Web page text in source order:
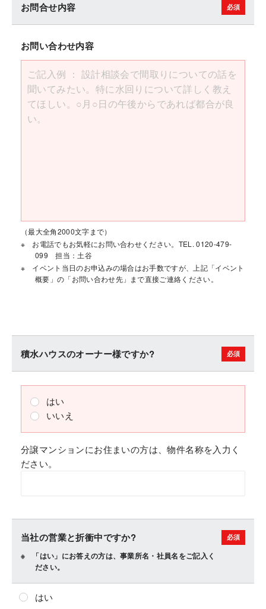
お問合せ内容
お問い合わせ内容
（最大全角2000文字まで）
お電話でもお気軽にお問い合わせください。TEL. 0120-479-
099 担当：土谷
イベント当日のお申込みの場合はお手数ですが、上記「イベント
概要」の「お問い合わせ先」まで直接ご連絡ください。
積水ハウスのオーナー様ですか?
はい
いいえ
分譲マンションにお住まいの方は、物件名称を入力く
ださい。
当社の営業と折衝中ですか?
「はい」にお答えの方は、事業所名・社員名をご記入く
ださい。
はい